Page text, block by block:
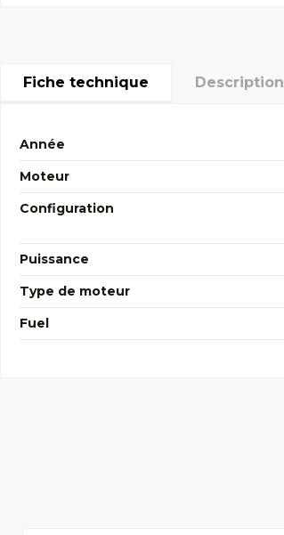
Fiche technique Description
Année
Moteur
Configuration
Puissance
Type de moteur
Fuel